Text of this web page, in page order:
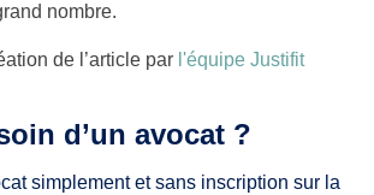
nombre.
de l’article par l'équipe Justifit
d’un avocat ?
simplement et sans inscription sur la